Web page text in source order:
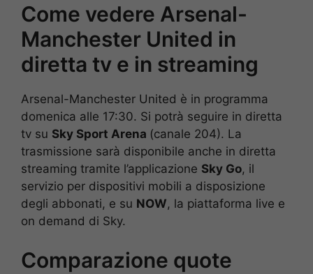
Come vedere Arsenal-
Manchester United in
diretta tv e in streaming
Arsenal-Manchester United è in programma
domenica alle 17:30. Si potrà seguire in diretta
tv su Sky Sport Arena (canale 204). La
trasmissione sarà disponibile anche in diretta
streaming tramite l’applicazione Sky Go, il
servizio per dispositivi mobili a disposizione
degli abbonati, e su NOW, la piattaforma live e
on demand di Sky.
Comparazione quote